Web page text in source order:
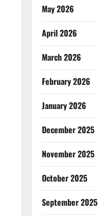
May 2026
April 2026
March 2026
February 2026
January 2026
December 2025
November 2025
October 2025
September 2025